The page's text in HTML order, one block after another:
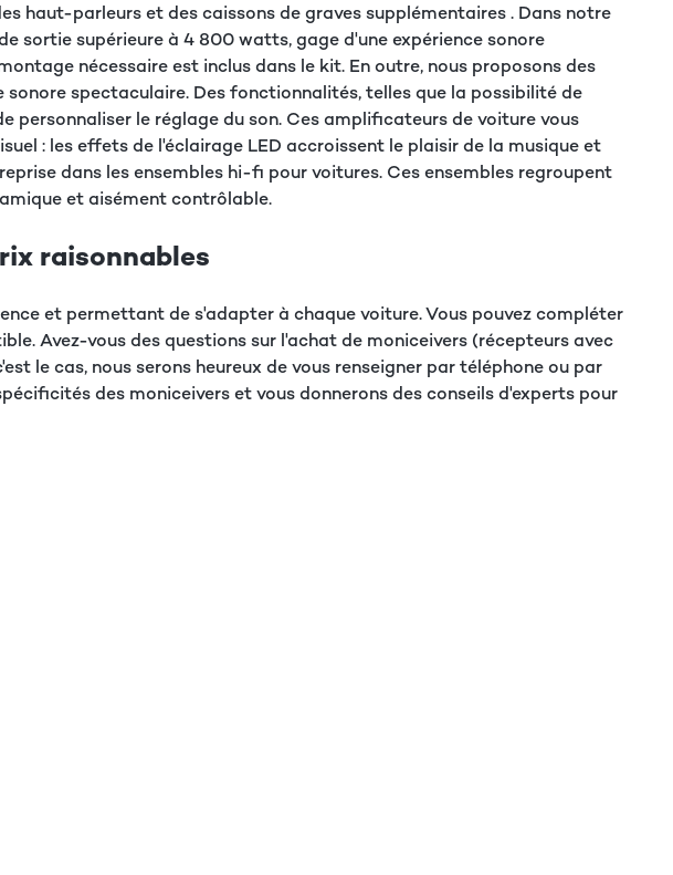
haut-parleurs et des caissons de graves supplémentaires . Dans notre
sortie supérieure à 4 800 watts, gage d'une expérience sonore
nécessaire est inclus dans le kit. En outre, nous proposons des
spectaculaire. Des fonctionnalités, telles que la possibilité de
le réglage du son. Ces amplificateurs de voiture vous
: les effets de l'éclairage LED accroissent le plaisir de la musique et
dans les ensembles hi-fi pour voitures. Ces ensembles regroupent
et aisément contrôlable.
raisonnables
et permettant de s'adapter à chaque voiture. Vous pouvez compléter
Avez-vous des questions sur l'achat de moniceivers (récepteurs avec
le cas, nous serons heureux de vous renseigner par téléphone ou par
des moniceivers et vous donnerons des conseils d'experts pour